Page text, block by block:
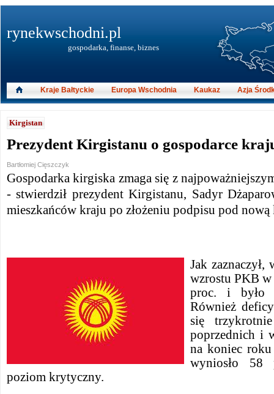
Kirgistan
Prezydent Kirgistanu o gospodarce
Bartłomiej Cięszczyk
Gospodarka kirgiska zmaga się z
- stwierdził prezydent Kirgistanu, Sadyr
mieszkańców kraju po złożeniu podpisu pod
Jak zaznaczył,
wzrostu PKB w
proc. i było
Również
się
poprzednich i
na koniec roku
wyniosło 58
poziom krytyczny.
rynekwschodni.pl
gospodarka, finanse, biznes
Kraje Bałtyckie Europa Wschodnia Kaukaz Azja